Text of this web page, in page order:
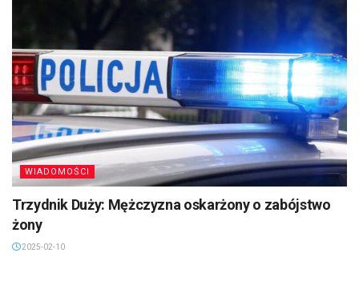
WIADOMOŚCI
Trzydnik Duży: Mężczyzna oskarżony o zabójstwo
żony
2025-02-10